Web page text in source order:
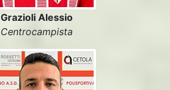
Grazioli Alessio
Centrocampista